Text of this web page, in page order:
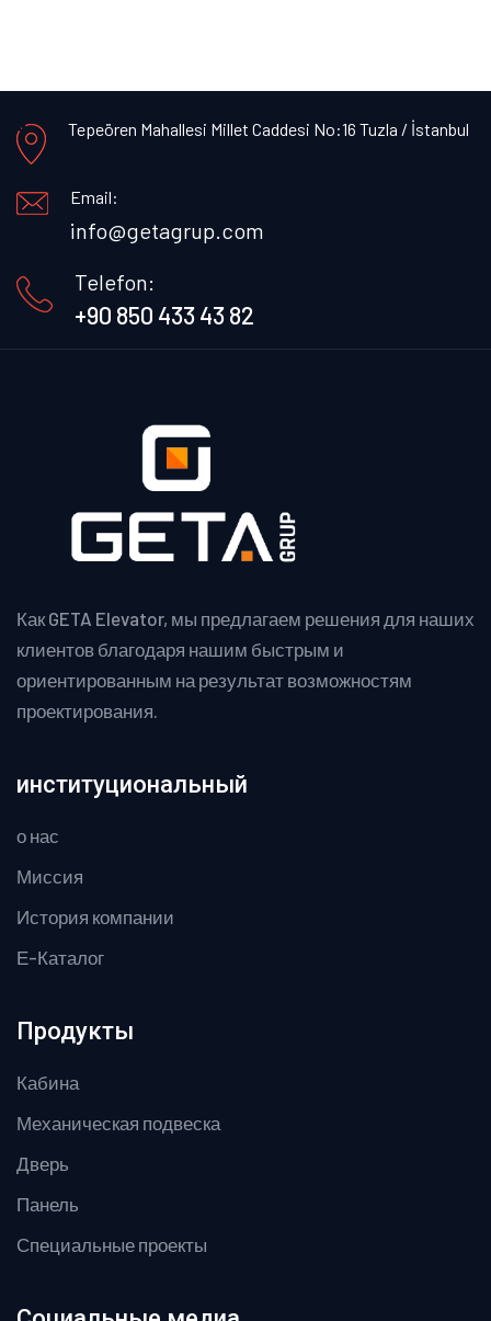
Tepeören Mahallesi Millet Caddesi No:16 Tuzla / İstanbul
Email:
info@getagrup.com
Telefon:
+90 850 433 43 82
Как GETA Elevator, мы предлагаем решения для наших
клиентов благодаря нашим быстрым и
ориентированным на результат возможностям
проектирования.
институциональный
о нас
Миссия
История компании
Е-Каталог
Продукты
Кабина
Механическая подвеска
Дверь
Панель
Специальные проекты